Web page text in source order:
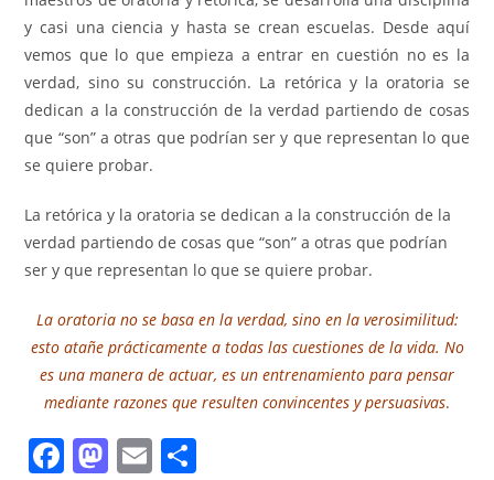
y casi una ciencia y hasta se crean escuelas. Desde aquí
vemos que lo que empieza a entrar en cuestión no es la
verdad, sino su construcción. La retórica y la oratoria se
dedican a la construcción de la verdad partiendo de cosas
que “son” a otras que podrían ser y que representan lo que
se quiere probar.
La retórica y la oratoria se dedican a la construcción de la
verdad partiendo de cosas que “son” a otras que podrían
ser y que representan lo que se quiere probar.
La oratoria no se basa en la verdad, sino en la verosimilitud:
esto atañe prácticamente a todas las cuestiones de la vida. No
es una manera de actuar, es un entrenamiento para pensar
mediante razones que resulten convincentes y persuasivas.
F M E